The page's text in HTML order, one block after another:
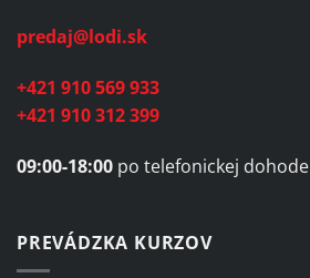
predaj@lodi.sk
+421 910 569 933
+421 910 312 399
09:00-18:00 po telefonickej dohode
PREVÁDZKA KURZOV